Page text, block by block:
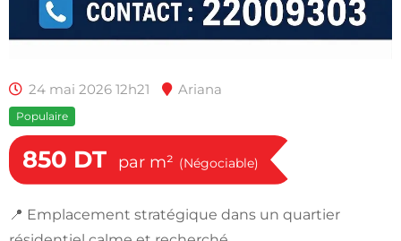
24 mai 2026 12h21 Ariana
Populaire
850 DT par m² (Négociable)
📍 Emplacement stratégique dans un quartier